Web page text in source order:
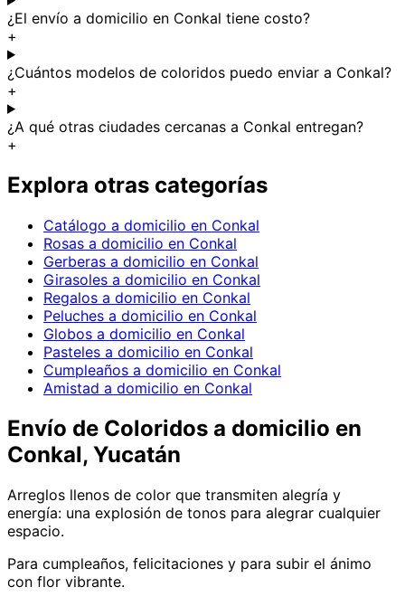
¿El envío a domicilio en Conkal tiene costo?
+
¿Cuántos modelos de coloridos puedo enviar a Conkal?
+
¿A qué otras ciudades cercanas a Conkal entregan?
+
Explora otras categorías
Catálogo a domicilio en Conkal
Rosas a domicilio en Conkal
Gerberas a domicilio en Conkal
Girasoles a domicilio en Conkal
Regalos a domicilio en Conkal
Peluches a domicilio en Conkal
Globos a domicilio en Conkal
Pasteles a domicilio en Conkal
Cumpleaños a domicilio en Conkal
Amistad a domicilio en Conkal
Envío de Coloridos a domicilio en
Conkal, Yucatán
Arreglos llenos de color que transmiten alegría y
energía: una explosión de tonos para alegrar cualquier
espacio.
Para cumpleaños, felicitaciones y para subir el ánimo
con flor vibrante.